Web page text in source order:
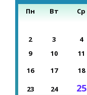
Пн
Вт Ср
2
3 4
9
10 11
16
17 18
23 24 25